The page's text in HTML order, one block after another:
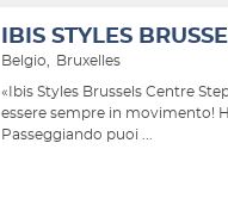
IBIS STYLES
Belgio Bruxelles
«Ibis Styles Brussels Centre
essere sempre in movimento!
Passeggiando puoi ...